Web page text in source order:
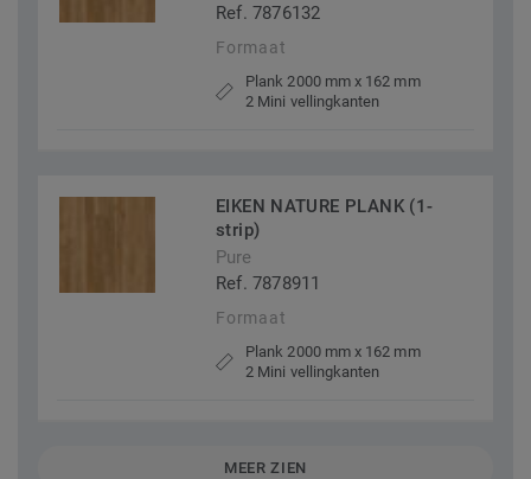
Ref. 7876132
Formaat
Plank 2000 mm x 162 mm
2 Mini vellingkanten
EIKEN NATURE PLANK (1-
strip)
Pure
Ref. 7878911
Formaat
Plank 2000 mm x 162 mm
2 Mini vellingkanten
MEER ZIEN